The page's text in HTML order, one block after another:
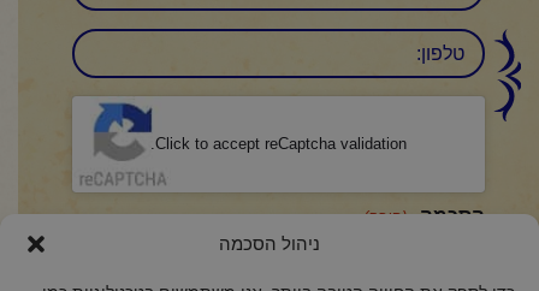
ניהול הסכמה
טלפון:
Click to accept reCaptcha validation.
הסכמה (חובה)
אני מאשר/ת כי קראתי והבנתי את